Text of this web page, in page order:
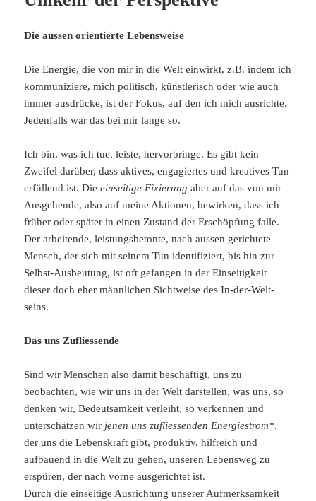
Die aussen orientierte Lebensweise
Die Energie, die von mir in die Welt einwirkt, z.B. indem ich
kommuniziere, mich politisch, künstlerisch oder wie auch
immer ausdrücke, ist der Fokus, auf den ich mich ausrichte.
Jedenfalls war das bei mir lange so.
Ich bin, was ich tue, leiste, hervorbringe. Es gibt kein
Zweifel darüber, dass aktives, engagiertes und kreatives Tun
erfüllend ist. Dieeinseitige Fixierung aber auf das von mir
Ausgehende, also auf meine Aktionen, bewirken, dass ich
früher oder später in einen Zustand der Erschöpfung falle.
Der arbeitende, leistungsbetonte, nach aussen gerichtete
Mensch, der sich mit seinem Tun identifiziert, bis hin zur
Selbst-Ausbeutung, ist oft gefangen in der Einseitigkeit
dieser doch eher männlichen Sichtweise des In-der-Welt-
seins.
Das uns Zufliessende
Sind wir Menschen also damit beschäftigt, uns zu
beobachten, wie wir uns in der Welt darstellen, was uns, so
denken wir, Bedeutsamkeit verleiht, so verkennen und
unterschätzen wir jenen uns zufliessenden Energiestrom*,
der uns die Lebenskraft gibt, produktiv, hilfreich und
aufbauend in die Welt zu gehen, unseren Lebensweg zu
erspüren, der nach vorne ausgerichtet ist.
Durch die einseitige Ausrichtung unserer Aufmerksamkeit